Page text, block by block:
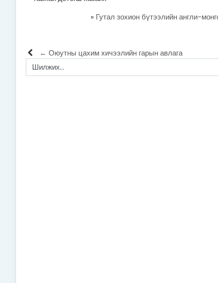
» Гутал зохион бүтээлийн англи-
← Оюутны цахим хичээлийн гарын авлага
Шилжих...